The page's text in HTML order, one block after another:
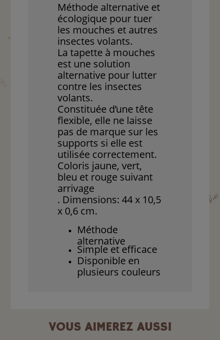
Méthode alternative et
écologique pour tuer
les mouches et autres
insectes volants.
La tapette à mouches
est une solution
alternative pour lutter
contre les insectes
volants.
Constituée d’une tête
flexible, elle ne laisse
pas de marque sur les
supports si elle est
utilisée correctement.
Coloris jaune, vert,
bleu et rouge suivant
arrivage
. Dimensions: 44 x 10,5
x 0,6 cm.
Méthode
alternative
Simple et efficace
Disponible en
plusieurs couleurs
VOUS AIMEREZ AUSSI